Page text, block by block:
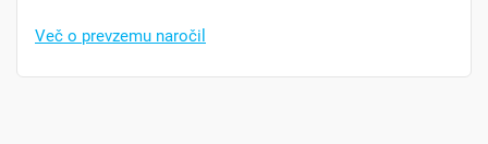
Več o prevzemu naročil